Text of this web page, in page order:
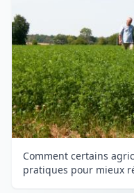
Comment certains
pratiques pour mieux